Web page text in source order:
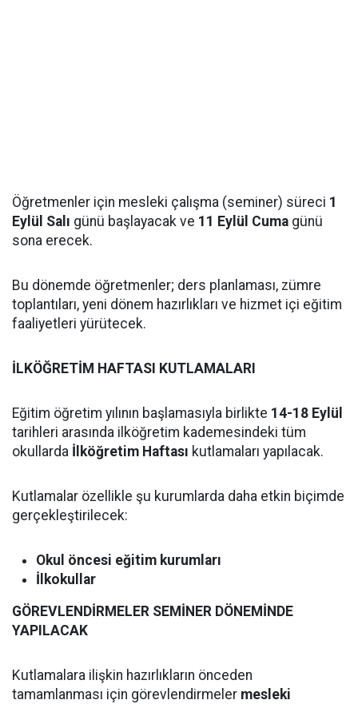
Öğretmenler için mesleki çalışma (seminer) süreci 1
Eylül Salı günü başlayacak ve 11 Eylül Cuma günü
sona erecek.
Bu dönemde öğretmenler; ders planlaması, zümre
toplantıları, yeni dönem hazırlıkları ve hizmet içi eğitim
faaliyetleri yürütecek.
İLKÖĞRETİM HAFTASI KUTLAMALARI
Eğitim öğretim yılının başlamasıyla birlikte 14-18 Eylül
tarihleri arasında ilköğretim kademesindeki tüm
okullarda İlköğretim Haftası kutlamaları yapılacak.
Kutlamalar özellikle şu kurumlarda daha etkin biçimde
gerçekleştirilecek:
Okul öncesi eğitim kurumları
İlkokullar
GÖREVLENDİRMELER SEMİNER DÖNEMİNDE
YAPILACAK
Kutlamalara ilişkin hazırlıkların önceden
tamamlanması için görevlendirmeler mesleki